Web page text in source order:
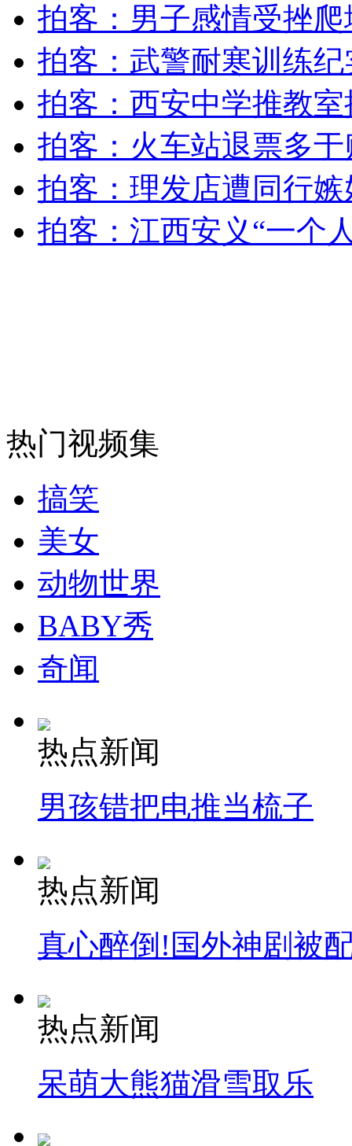
外交部：有关国家言论片面不公正
走！跟着总书记去植树
拍客：男子感情受挫
拍客：武警耐寒训练纪
拍客：西安中学推教
拍客：火车站退票多
拍客：理发店遭同行
拍客：江西安义“一个
热门视频集
搞笑
美女
动物世界
BABY秀
奇闻
热点新闻
男孩错把电推当梳子
热点新闻
真心醉倒!国外神剧被
热点新闻
呆萌大熊猫滑雪取乐